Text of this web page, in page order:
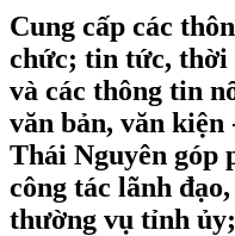
Cung cấp các
chức; tin tức,
và các thông tin
văn bản, văn
Thái Nguyên góp
công tác lãnh
thường vụ tỉnh ủy;